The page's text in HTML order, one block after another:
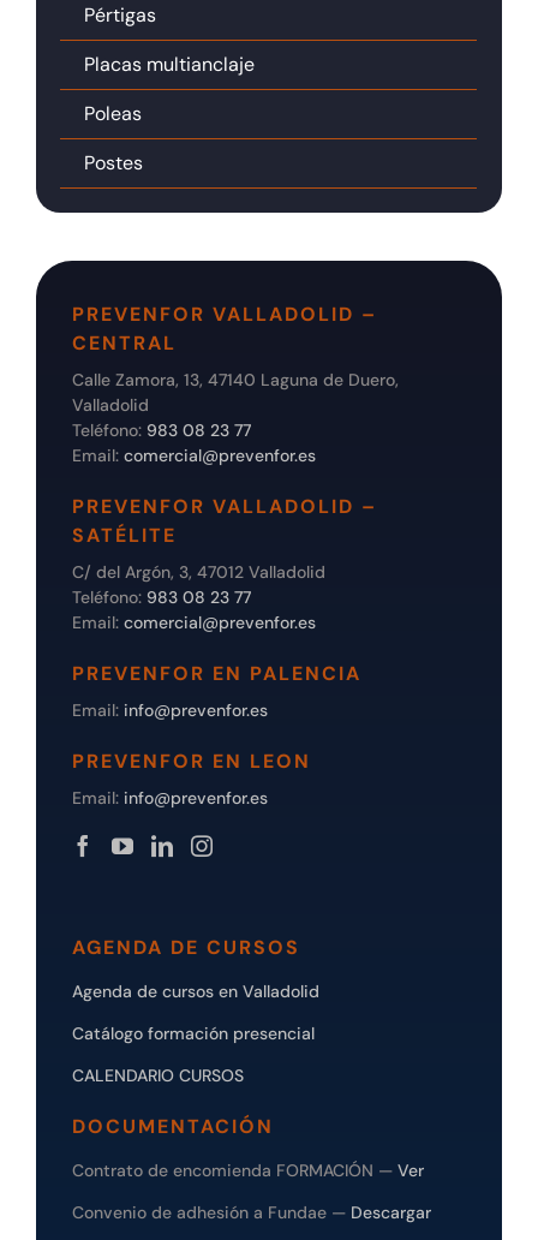
Pértigas
Placas multianclaje
Poleas
Postes
PREVENFOR VALLADOLID –
CENTRAL
Calle Zamora, 13, 47140 Laguna de Duero,
Valladolid
Teléfono: 983 08 23 77
Email: comercial@prevenfor.es
PREVENFOR VALLADOLID –
SATÉLITE
C/ del Argón, 3, 47012 Valladolid
Teléfono: 983 08 23 77
Email: comercial@prevenfor.es
PREVENFOR EN PALENCIA
Email: info@prevenfor.es
PREVENFOR EN LEON
Email: info@prevenfor.es
AGENDA DE CURSOS
Agenda de cursos en Valladolid
Catálogo formación presencial
CALENDARIO CURSOS
DOCUMENTACIÓN
Contrato de encomienda FORMACIÓN — Ver
Convenio de adhesión a Fundae — Descargar